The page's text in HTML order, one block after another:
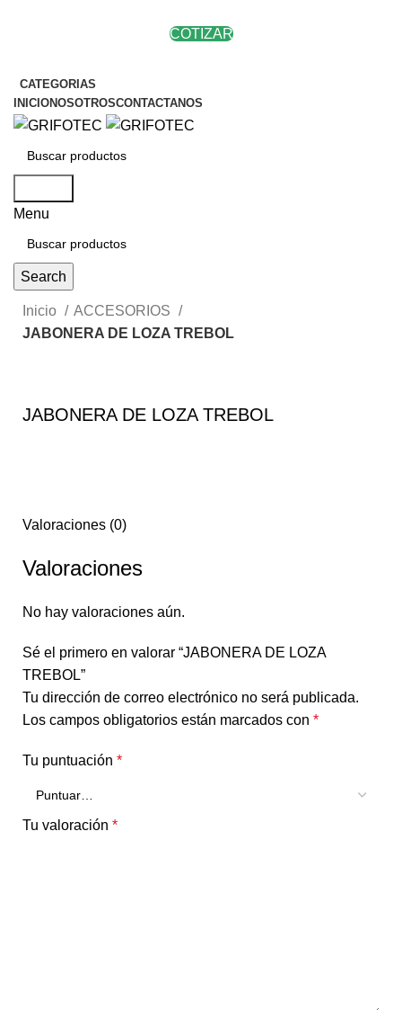
COTIZAR
CATEGORIAS
INICIONOSOTROSCONTACTANOS
Menu
Search
Inicio
ACCESORIOS
JABONERA DE LOZA TREBOL
JABONERA DE LOZA TREBOL
Valoraciones (0)
Valoraciones
No hay valoraciones aún.
Sé el primero en valorar “JABONERA DE LOZA
TREBOL”
Tu dirección de correo electrónico no será publicada.
Los campos obligatorios están marcados con *
Tu puntuación *
Tu valoración *